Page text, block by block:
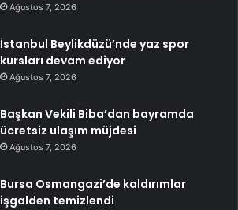
Ağustos 7, 2026
İstanbul Beylikdüzü’nde yaz spor
kursları devam ediyor
Ağustos 7, 2026
Başkan Vekili Biba’dan bayramda
ücretsiz ulaşım müjdesi
Ağustos 7, 2026
Bursa Osmangazi’de kaldırımlar
işgalden temizlendi